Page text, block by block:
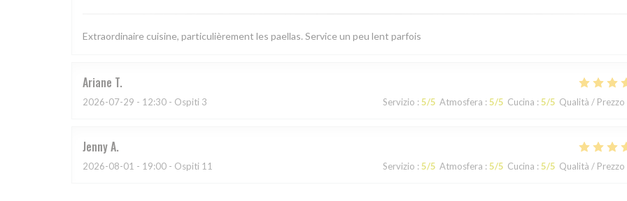
Extraordinaire cuisine, particulièrement les paellas. Service un peu lent parfois
Ariane T
2026-07-29 - 12:30 - Ospiti 3 Servizio : 5/5 Atmosfera : 5/5 Cucina : 5/5 Qualità / Prezzo
JennyA
2026-08-01 - 19:00 - Ospiti 11 Servizio : 5/5 Atmosfera : 5/5 Cucina : 5/5 Qualità / Prezzo